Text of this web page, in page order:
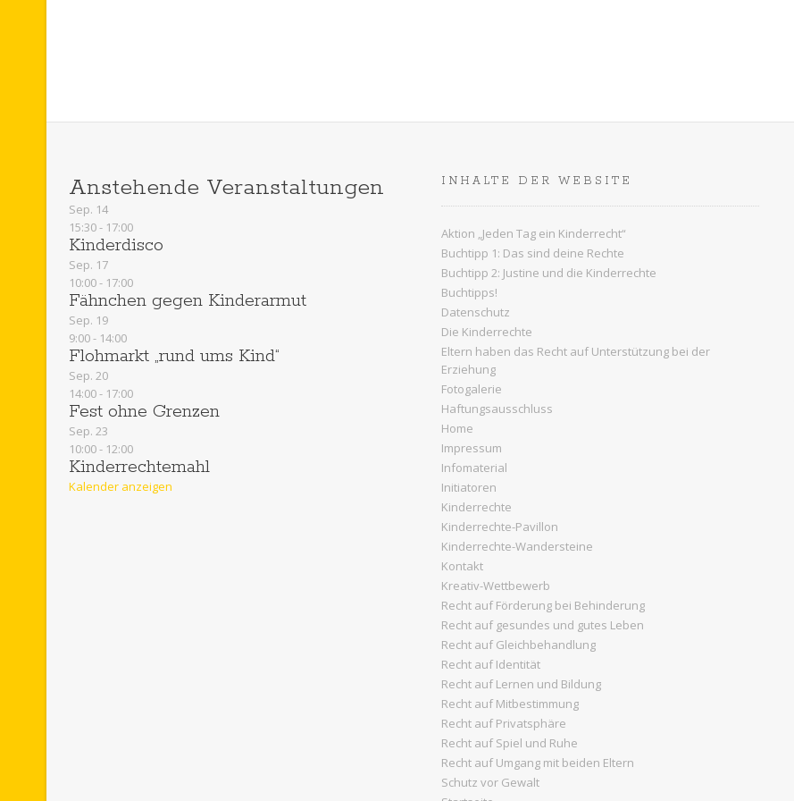
n
Anstehende Veranstaltungen
Sep. 14
15:30- 17:00
Kinderdisco
Sep. 17
10:00- 17:00
Fähnchen gegen Kinderarmut
Sep. 19
9:00- 14:00
Flohmarkt „rund ums Kind“
Sep. 20
14:00- 17:00
Fest ohne Grenzen
Sep. 23
10:00- 12:00
Kinderrechtemahl
Kalender anzeigen
INHALTE DER WEBSITE
Aktion „Jeden Tag ein Kinderrecht“
Buchtipp 1: Das sind deine Rechte
Buchtipp 2: Justine und die Kinderrechte
Buchtipps!
Datenschutz
Die Kinderrechte
Eltern haben das Recht auf Unterstützung bei der
Erziehung
Fotogalerie
Haftungsausschluss
Home
Impressum
Infomaterial
Initiatoren
Kinderrechte
Kinderrechte-Pavillon
Kinderrechte-Wandersteine
Kontakt
Kreativ-Wettbewerb
Recht auf Förderung bei Behinderung
Recht auf gesundes und gutes Leben
Recht auf Gleichbehandlung
Recht auf Identität
Recht auf Lernen und Bildung
Recht auf Mitbestimmung
Recht auf Privatsphäre
Recht auf Spiel und Ruhe
Recht auf Umgang mit beiden Eltern
Schutz vor Gewalt